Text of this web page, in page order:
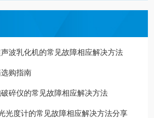
波乳化机的常见故障相应解决方法
购指南
碎仪的常见故障相应解决方法
光度计的常见故障相应解决方法分享